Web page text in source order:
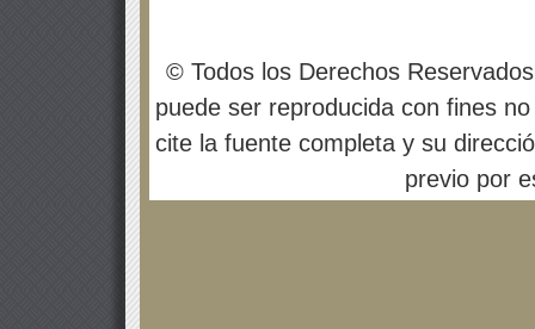
© Todos los Derechos
puede ser reproducida con fines
cite la fuente completa y su
previo por